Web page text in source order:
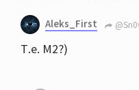
Aleks_First
Т.е. М2?)